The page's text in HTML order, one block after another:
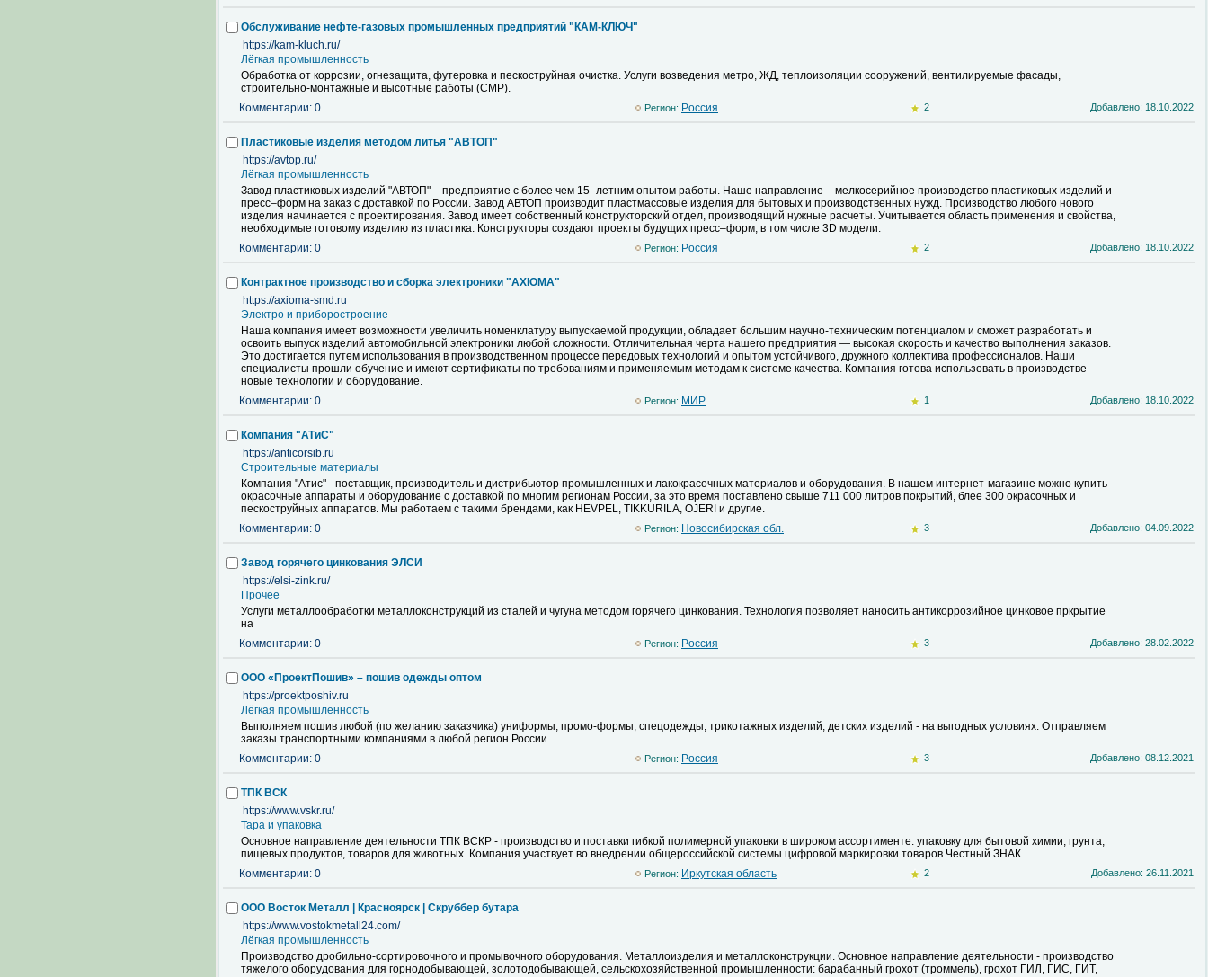
Обслуживание нефте-газовых промышленных предприятий "КАМ-КЛЮЧ"
https://kam-kluch.ru/
Лёгкая промышленность
Обработка от коррозии, огнезащита, футеровка и пескоструйная очистка. Услуги возведения метро, ЖД, теплоизоляции сооружений, вентилируемые фасады,
строительно-монтажные и высотные работы (СМР).
Комментарии: 0
Регион: Pоссия 2 Добавлено: 18.10.2022
Пластиковые изделия методом литья "АВТОП"
https://avtop.ru/
Лёгкая промышленность
Завод пластиковых изделий "АВТОП" – предприятие с более чем 15- летним опытом работы. Наше направление – мелкосерийное производство пластиковых изделий и
пресс–форм на заказ с доставкой по России. Завод АВТОП производит пластмассовые изделия для бытовых и производственных нужд. Производство любого нового
изделия начинается с проектирования. Завод имеет собственный конструкторский отдел, производящий нужные расчеты. Учитывается область применения и свойства,
необходимые готовому изделию из пластика. Конструкторы создают проекты будущих пресс–форм, в том числе 3D модели.
Комментарии: 0
Регион: Pоссия 2 Добавлено: 18.10.2022
Контрактное производство и сборка электроники "AXIOMA"
https://axioma-smd.ru
Электро и приборостроение
Наша компания имеет возможности увеличить номенклатуру выпускаемой продукции, обладает большим научно-техническим потенциалом и сможет разработать и
освоить выпуск изделий автомобильной электроники любой сложности. Отличительная черта нашего предприятия — высокая скорость и качество выполнения заказов.
Это достигается путем использования в производственном процессе передовых технологий и опытом устойчивого, дружного коллектива профессионалов. Наши
специалисты прошли обучение и имеют сертификаты по требованиям и применяемым методам к системе качества. Компания готова использовать в производстве
новые технологии и оборудование.
Комментарии: 0
Регион: MИР 1 Добавлено: 18.10.2022
Компания "АТиС"
https://anticorsib.ru
Строительные материалы
Компания "Атис" - поставщик, производитель и дистрибьютор промышленных и лакокрасочных материалов и оборудования. В нашем интернет-магазине можно купить
окрасочные аппараты и оборудование с доставкой по многим регионам России, за это время поставлено свыше 711 000 литров покрытий, блее 300 окрасочных и
пескоструйных аппаратов. Мы работаем с такими брендами, как HEVPEL, TIKKURILA, OJERI и другие.
Комментарии: 0
Регион: Новосибирская обл. 3 Добавлено: 04.09.2022
Завод горячего цинкования ЭЛСИ
https://elsi-zink.ru/
Прочее
Услуги металлообработки металлоконструкций из сталей и чугуна методом горячего цинкования. Технология позволяет наносить антикоррозийное цинковое пркрытие
на
Комментарии: 0
Регион: Pоссия 3 Добавлено: 28.02.2022
ООО «ПроектПошив» – пошив одежды оптом
https://proektposhiv.ru
Лёгкая промышленность
Выполняем пошив любой (по желанию заказчика) униформы, промо-формы, спецодежды, трикотажных изделий, детских изделий - на выгодных условиях. Отправляем
заказы транспортными компаниями в любой регион России.
Комментарии: 0
Регион: Pоссия 3 Добавлено: 08.12.2021
ТПК ВСК
https://www.vskr.ru/
Тара и упаковка
Основное направление деятельности ТПК ВСКР - производство и поставки гибкой полимерной упаковки в широком ассортименте: упаковку для бытовой химии, грунта,
пищевых продуктов, товаров для животных. Компания участвует во внедрении общероссийской системы цифровой маркировки товаров Честный ЗНАК.
Комментарии: 0
Регион: Иркутская область 2 Добавлено: 26.11.2021
ООО Восток Металл | Красноярск | Скруббер бутара
https://www.vostokmetall24.com/
Лёгкая промышленность
Производство дробильно-сортировочного и промывочного оборудования. Металлоизделия и металлоконструкции. Основное направление деятельности - производство
тяжелого оборудования для горнодобывающей, золотодобывающей, сельскохозяйственной промышленности: барабанный грохот (троммель), грохот ГИЛ, ГИС, ГИТ,